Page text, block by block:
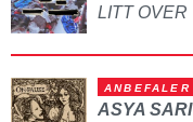
LITT OVER
ANBEFALER
ASYA SARI